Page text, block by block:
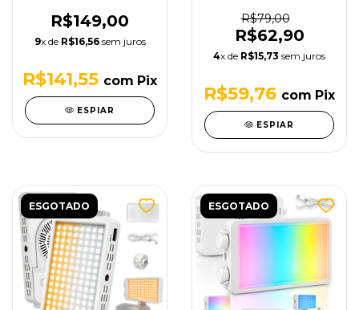
para Celular
R$149,00
9x de R$16,56sem juros
R$141,55 com Pix
ESPIAR
Premium com Alça de
Ombro Compatível
com Fujifilm
R$79,00
R$62,90
4x de R$15,73 sem juros
R$59,76 com Pix
ESPIAR
ESGOTADO ESGOTADO